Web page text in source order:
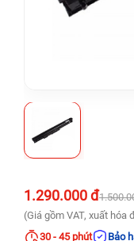
1.290.000 đ
(Giá gồm VAT, xuất
30 - 45 phút
Bảo